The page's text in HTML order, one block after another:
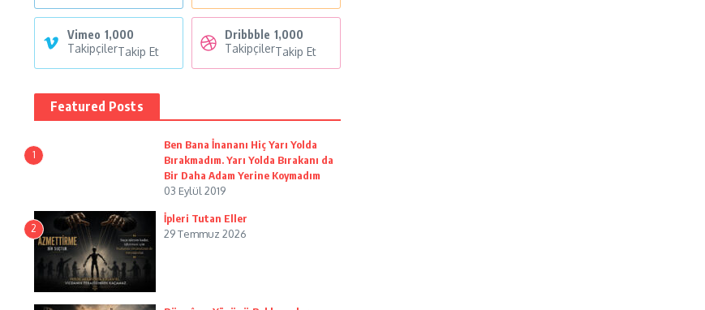
Vimeo 1,000
TakipçilerTakip Et
Dribbble 1,000
TakipçilerTakip Et
Featured Posts
1
Ben Bana İnananı Hiç Yarı Yolda
Bırakmadım. Yarı Yolda Bırakanı da
Bir Daha Adam Yerine Koymadım
03 Eylül 2019
2
İpleri Tutan Eller
29 Temmuz 2026